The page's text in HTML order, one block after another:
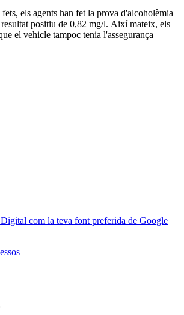
els agents han fet la prova d'alcoholèmia
positiu de 0,82 mg/l. Així mateix, els
el vehicle tampoc tenia l'assegurança
com la teva font preferida de Google